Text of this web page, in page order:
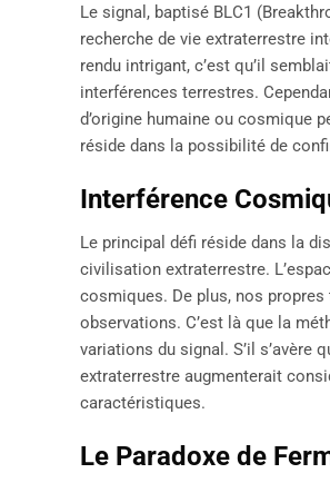
Le signal, baptisé BLC1
recherche de vie extraterrestre
rendu intrigant, c’est qu’il
interférences terrestres.
d’origine humaine ou cosmique
réside dans la possibilité de
Interférence
Le principal défi réside dans la
civilisation extraterrestre.
cosmiques. De plus, nos
observations. C’est là que la
variations du signal. S’il s’avère
extraterrestre augmenterait
caractéristiques.
Le Paradoxe de